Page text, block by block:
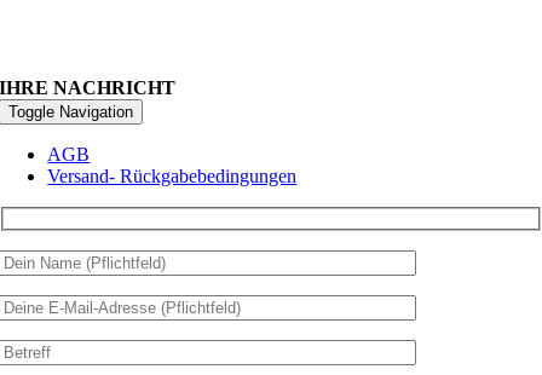
IHRE NACHRICHT
Toggle Navigation
AGB
Versand- Rückgabebedingungen